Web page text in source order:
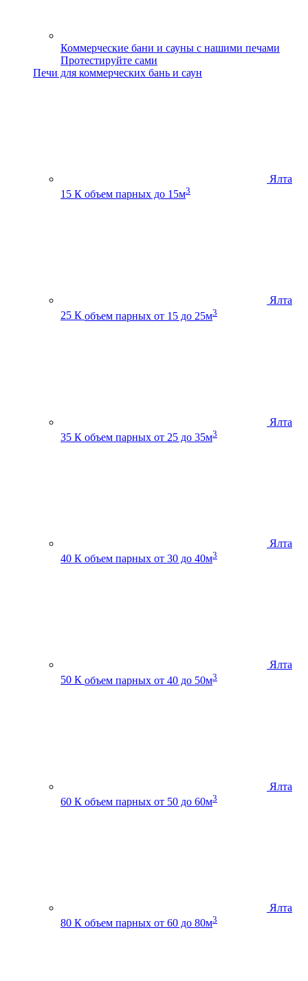
Коммерческие бани и сауны с нашими печами
Протестируйте сами
Печи для коммерческих бань и саун
Ялта
15 К объем парных до 15м3
Ялта
25 К объем парных от 15 до 25м3
Ялта
35 К объем парных от 25 до 35м3
Ялта
40 К объем парных от 30 до 40м3
Ялта
50 К объем парных от 40 до 50м3
Ялта
60 К объем парных от 50 до 60м3
Ялта
80 К объем парных от 60 до 80м3